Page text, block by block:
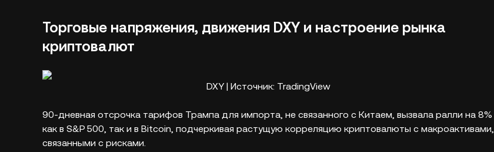
Торговые напряжения, движения DXY и настроение рынка
криптовалют
DXY | Источник: TradingView
90-дневная отсрочка тарифов Трампа для импорта, не связанного с Китаем, вызвала ралли на 8%
как в S&P 500, так и в Bitcoin, подчеркивая растущую корреляцию криптовалюты с макроактивами,
связанными с рисками.